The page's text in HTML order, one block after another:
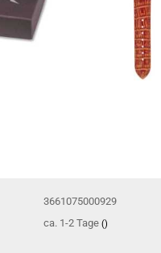
3661075000929
ca. 1-2 Tage ()